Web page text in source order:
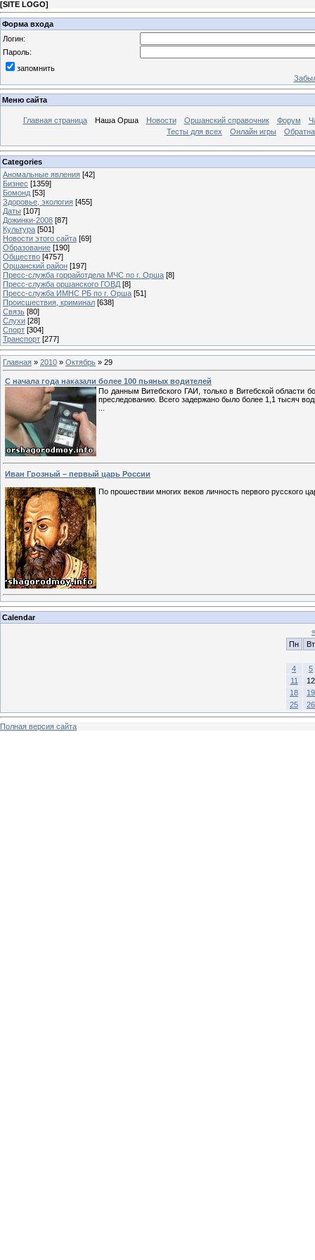
[SITE LOGO]
Форма входа
Логин:
Пароль:
запомнить
Меню сайта
Главная страница Наша Орша Новости Оршанский справочник Форум
Тесты для всех
Онлайн игры
Categories
Аномальные явления [42]
Бизнес [1359]
Бомонд [53]
Здоровье, экология [455]
Даты [107]
Дожинки-2008 [87]
Культура [501]
Новости этого сайта [69]
Образование [190]
Общество [4757]
Оршанский район [197]
Пресс-служба горрайотдела МЧС по г. Орша [8]
Пресс-служба оршанского ГОВД [8]
Пресс-служба ИМНС РБ по г. Орша [51]
Проиcшествия, криминал [638]
Связь [80]
Слухи [28]
Спорт [304]
Транспорт [277]
Главная » 2010 » Октябрь » 29
С начала года наказали более 100 пьяных водителей
По данным Витебского ГАИ, только в Витебской области
преследованию. Всего задержано было более 1,1 тысяч
Иван Грозный – первый царь России
По прошествии многих веков личность первого русского
Calendar
«
Пн
Вт
4
5
11
12
18
19
25
26
Полная версия сайта